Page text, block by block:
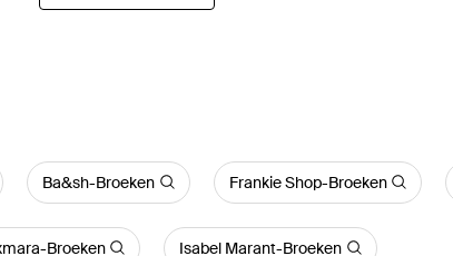
Ba&sh-Broeken Frankie Shop-Broeken
Broeken Isabel Marant-Broeken